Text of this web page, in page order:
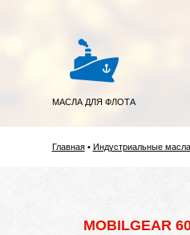
МАСЛА ДЛЯ ФЛОТА
Главная Индустриальные масла
MOBILGEAR